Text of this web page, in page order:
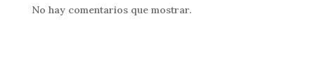
No hay comentarios que mostrar.